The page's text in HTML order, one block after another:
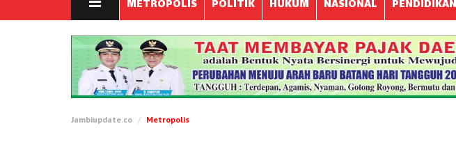
METROPOLIS POLITIK HUKUM NASIONAL PENDIDIKAN
Jambiupdate.co Metropolis